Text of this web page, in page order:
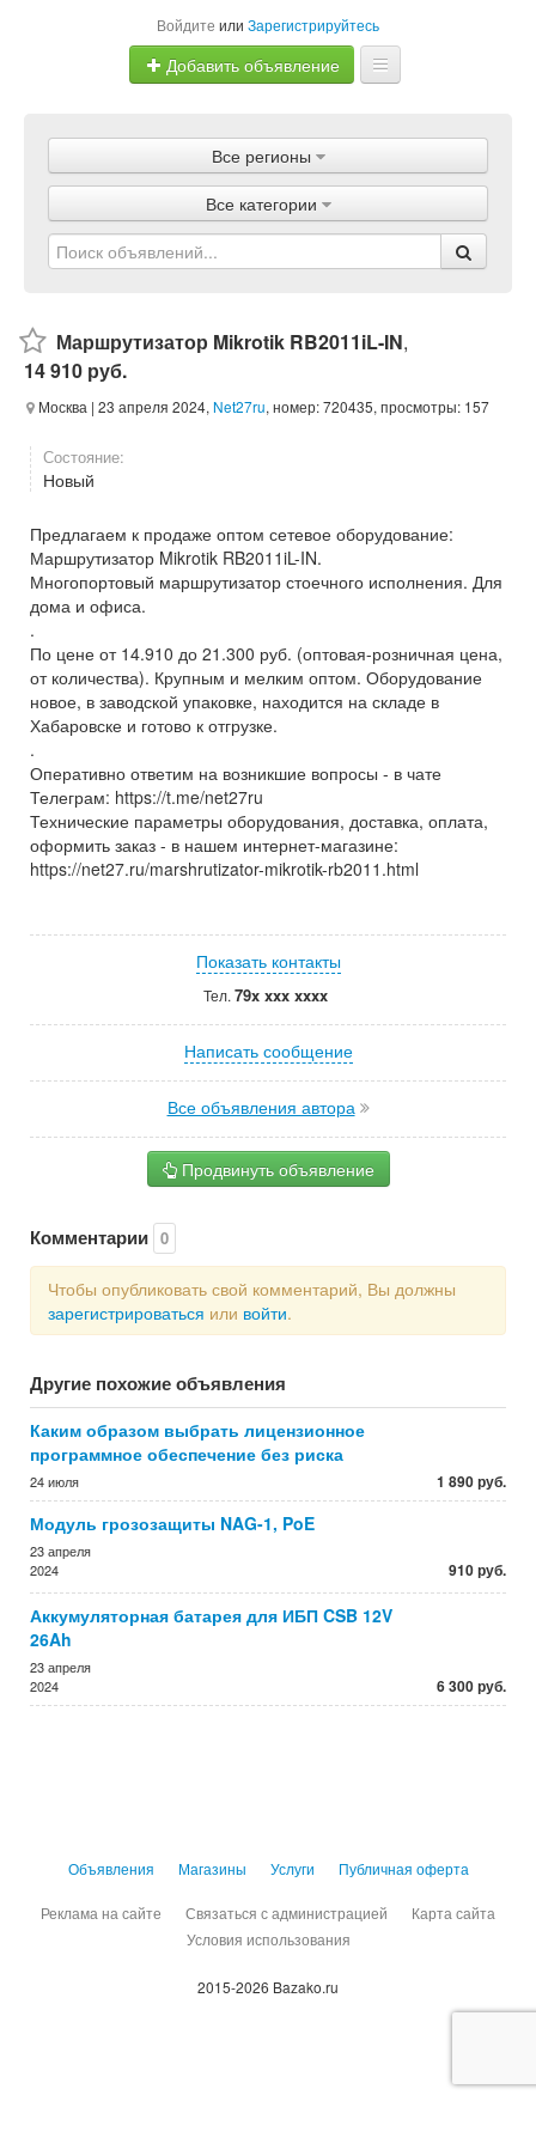
Войдите или Зарегистрируйтесь
Добавить объявление
Объявления
Магазины
Услуги
Все регионы
Все категории
Маршрутизатор Mikrotik RB2011iL-IN,
14 910 руб.
Москва | 23 апреля 2024, Net27ru, номер: 720435, просмотры: 157
Состояние:
Новый
Предлагаем к продаже оптом сетевое оборудование:
Маршрутизатор Mikrotik RB2011iL-IN.
Многопортовый маршрутизатор стоечного исполнения. Для
дома и офиса.
.
По цене от 14.910 до 21.300 руб. (оптовая-розничная цена,
от количества). Крупным и мелким оптом. Оборудование
новое, в заводской упаковке, находится на складе в
Хабаровске и готово к отгрузке.
.
Оперативно ответим на возникшие вопросы - в чате
Телеграм: https://t.me/net27ru
Технические параметры оборудования, доставка, оплата,
оформить заказ - в нашем интернет-магазине:
https://net27.ru/marshrutizator-mikrotik-rb2011.html
Показать контакты
Тел. 79x xxx xxxx
Написать сообщение
Все объявления автора
Продвинуть объявление
Комментарии 0
Чтобы опубликовать свой комментарий, Вы должны
зарегистрироваться или войти.
Другие похожие объявления
Каким образом выбрать лицензионное
программное обеспечение без риска
24 июля 1 890 руб.
Модуль грозозащиты NAG-1, PoE
23 апреля
2024
910 руб.
Аккумуляторная батарея для ИБП CSB 12V
26Ah
23 апреля
2024
6 300 руб.
Объявления Магазины Услуги Публичная оферта
Реклама на сайте Связаться с администрацией
Карта сайта
Условия использования
2015-2026 Bazako.ru